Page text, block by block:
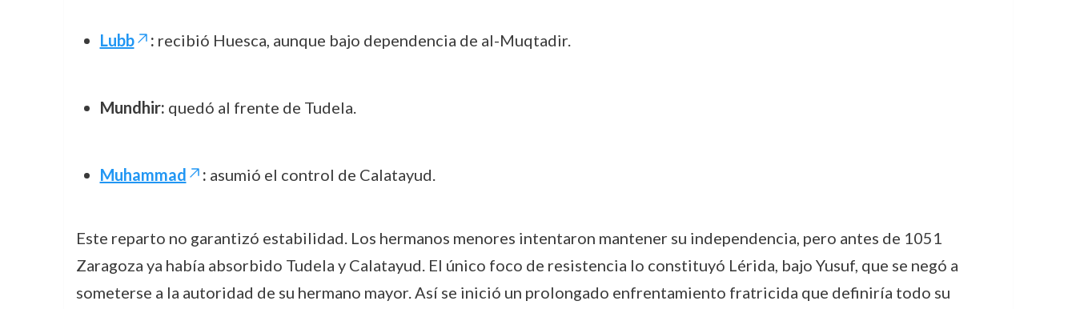
Lubb : recibió Huesca, aunque bajo dependencia de al-Muqtadir.
Mundhir: quedó al frente de Tudela.
Muhammad : asumió el control de Calatayud.
Este reparto no garantizó estabilidad. Los hermanos menores intentaron mantener su independencia, pero antes de 1051
Zaragoza ya había absorbido Tudela y Calatayud. El único foco de resistencia lo constituyó Lérida, bajo Yusuf, que se negó a
someterse a la autoridad de su hermano mayor. Así se inició un prolongado enfrentamiento fratricida que definiría todo su